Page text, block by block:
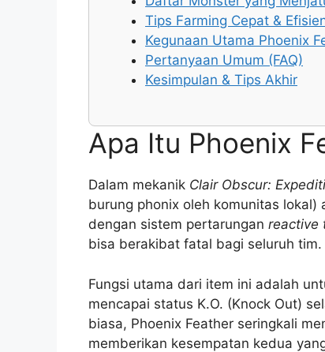
Tips Farming Cepat &
Kegunaan Utama Phoenix
Pertanyaan Umum (FAQ)
Kesimpulan & Tips Akhir
Apa Itu Phoenix
Dalam mekanik Clair Obscur:
burung phonix oleh komunitas
dengan sistem pertarungan reactive
bisa berakibat fatal bagi seluruh tim.
Fungsi utama dari item ini adalah
mencapai status K.O. (Knock Out)
biasa, Phoenix Feather seringkali
memberikan kesempatan kedua